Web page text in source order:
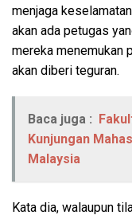
menjaga
akan ada petugas
mereka menemukan
akan diberi teguran.
Baca juga :
Kunjungan
Malaysia
Kata dia, walaupun